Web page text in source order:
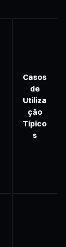
Casos
de
Utiliza
ção
Típico
s